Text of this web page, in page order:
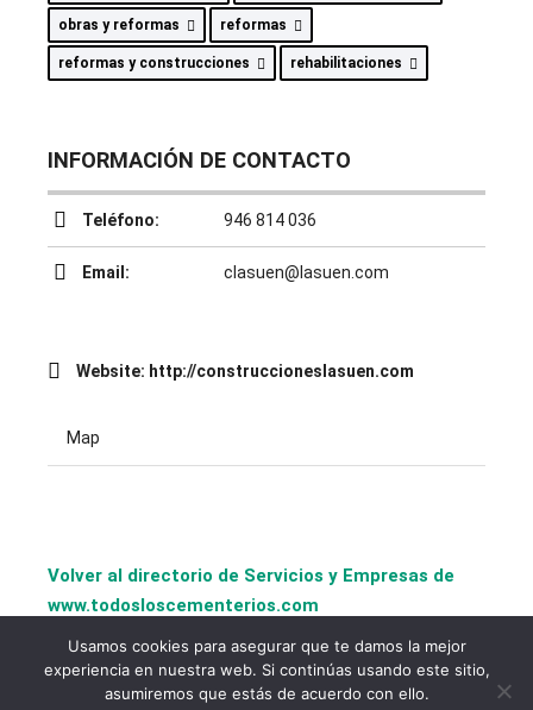
obras y reformas reformas
reformas y construcciones rehabilitaciones
INFORMACIÓN DE CONTACTO
Teléfono: 946 814 036
Email: clasuen@lasuen.com
Website: http://construccioneslasuen.com
Map
Volver al directorio de Servicios y Empresas de
www.todosloscementerios.com
copyright © todosloscementerios.com
Usamos cookies para asegurar que te damos la mejor
experiencia en nuestra web. Si continúas usando este sitio,
asumiremos que estás de acuerdo con ello.